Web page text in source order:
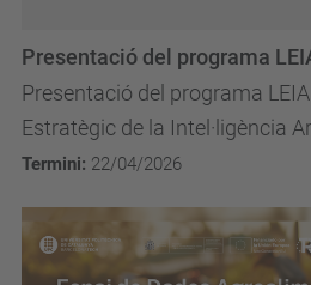
Presentació del programa
Estratègic de la Intel·ligència
Presentació del programa
Termini: 22/04/2026